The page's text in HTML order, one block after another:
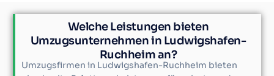
Welche Leistungen bieten
Umzugsunternehmen in Ludwigshafen-
Ruchheim an?
Umzugsfirmen in Ludwigshafen-Ruchheim bieten